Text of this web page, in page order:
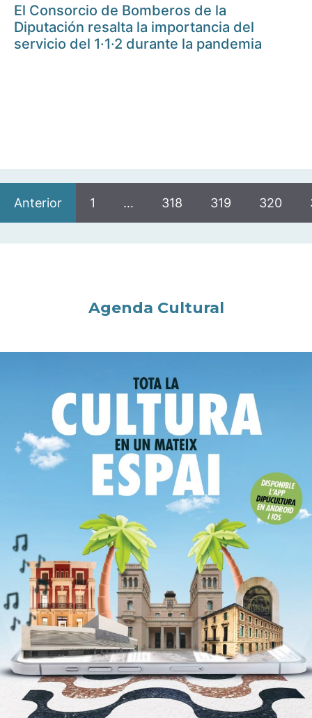
El Consorcio de Bomberos de la
Diputación resalta la importancia del
servicio del 1·1·2 durante la pandemia
Anterior 1 … 318 319 320
Agenda Cultural